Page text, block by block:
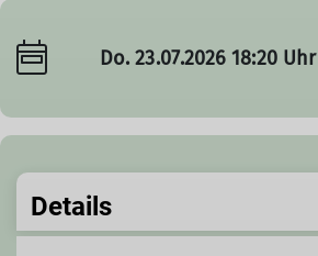
Do. 23.07.2026 18:20 Uhr
Details